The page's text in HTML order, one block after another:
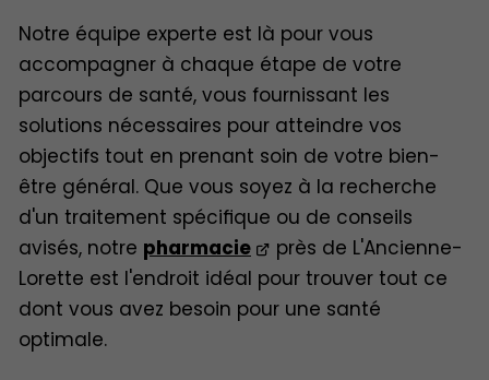
Notre équipe experte est là pour vous
accompagner à chaque étape de votre
parcours de santé, vous fournissant les
solutions nécessaires pour atteindre vos
objectifs tout en prenant soin de votre bien-
être général. Que vous soyez à la recherche
d'un traitement spécifique ou de conseils
avisés, notre pharmacie
près de L'Ancienne-
Lorette est l'endroit idéal pour trouver tout ce
dont vous avez besoin pour une santé
optimale.